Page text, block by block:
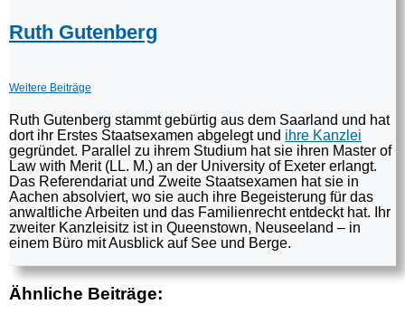
Ruth Gutenberg
Weitere Beiträge
Ruth Gutenberg stammt gebürtig aus dem Saarland und hat
dort ihr Erstes Staatsexamen abgelegt und ihre Kanzlei
gegründet. Parallel zu ihrem Studium hat sie ihren Master of
Law with Merit (LL. M.) an der University of Exeter erlangt.
Das Referendariat und Zweite Staatsexamen hat sie in
Aachen absolviert, wo sie auch ihre Begeisterung für das
anwaltliche Arbeiten und das Familienrecht entdeckt hat. Ihr
zweiter Kanzleisitz ist in Queenstown, Neuseeland – in
einem Büro mit Ausblick auf See und Berge.
Ähnliche Beiträge: